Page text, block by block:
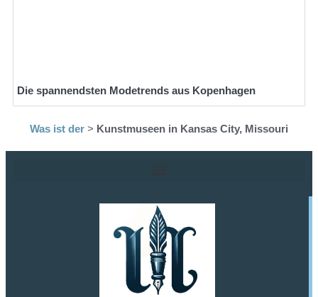
Die spannendsten Modetrends aus Kopenhagen
Was ist der > Kunstmuseen in Kansas City, Missouri